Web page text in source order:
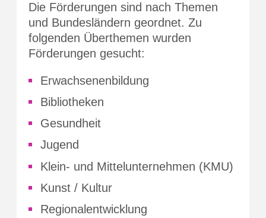
Die Förderungen sind nach Themen
und Bundesländern geordnet. Zu
folgenden Überthemen wurden
Förderungen gesucht:
Erwachsenenbildung
Bibliotheken
Gesundheit
Jugend
Klein- und Mittelunternehmen (KMU)
Kunst / Kultur
Regionalentwicklung